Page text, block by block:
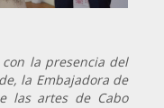
la presencia del
la Embajadora de
las artes de Cabo